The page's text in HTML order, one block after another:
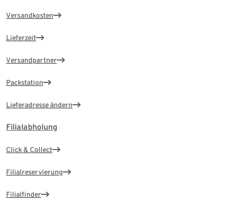
Versandkosten
Lieferzeit
Versandpartner
Packstation
Lieferadresse ändern
Filialabholung
Click & Collect
Filialreservierung
Filialfinder